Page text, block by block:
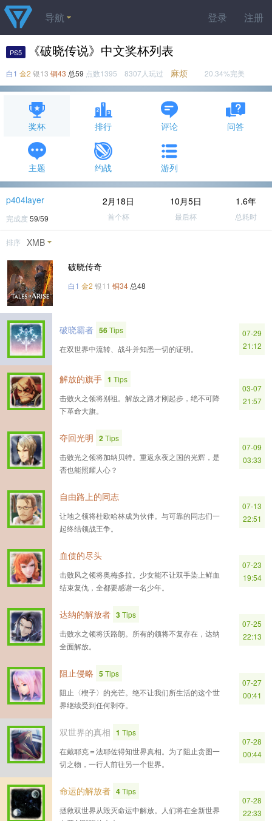
登录 注册
导航
PS5 《破晓传说》中文奖杯列表
白1 金2 银13 铜43 总59 点数1395 8307人玩过 麻烦 20.34%完美
奖杯 排行 评论 问答
主题 约战 游列
p404layer
完成度 59/59
2月18日
首个杯
10月5日
最后杯
1.6年
总耗时
排序 XMB
破晓传奇
白1 金2 银11 铜34 总48
破晓霸者 56Tips
在双世界中流转、战斗并知悉一切的证明。
07-29
21:12
解放的旗手 1 Tips
击败火之领将别祖。解放之路才刚起步，绝不可降
下革命大旗。
03-07
21:57
夺回光明 2Tips
击败光之领将加纳贝特。重返永夜之国的光辉，是
否也能照耀人心？
07-09
03:33
自由路上的同志
让地之领将杜欧哈林成为伙伴。与可靠的同志们一
起终结领战王争。
07-13
22:51
血债的尽头
击败风之领将奥梅多拉。少女能不让双手染上鲜血
结束复仇，全都要感谢一名少年。
07-23
19:54
达纳的解放者 3Tips
击败水之领将沃路朗。所有的领将不复存在，达纳
全面解放。
07-25
22:13
阻止侵略 5Tips
阻止〈楔子〉的光芒。绝不让我们所生活的这个世
界继续受到任何剥夺。
07-27
00:41
双世界的真相 1 Tips
在戴耶克＝法耶佐得知世界真相。为了阻止贪图一
切之物，一行人前往另一个世界。
07-28
00:44
命运的解放者 4Tips
拯救双世界从毁灭命运中解放。人们将在全新世界
07-28
22:33